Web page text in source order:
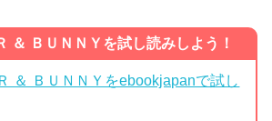
＆ ＢＵＮＮＹを試し読みしよう！
＆ ＢＵＮＮＹをebookjapanで試し